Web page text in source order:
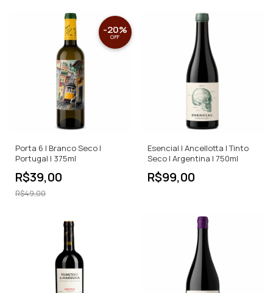
Porta 6 | Branco Seco |
Portugal | 375ml
R$39,00
-20%
OFF
R$49,00
Esencial | Ancellotta | Tinto
Seco | Argentina | 750ml
R$99,00